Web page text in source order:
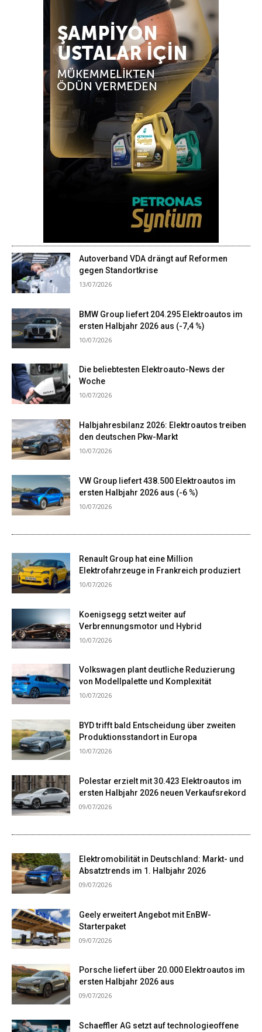
Autoverband VDA drängt auf Reformen
gegen Standortkrise
13/07/2026
BMW Group liefert 204.295 Elektroautos im
ersten Halbjahr 2026 aus (-7,4 %)
10/07/2026
Die beliebtesten Elektroauto-News der
Woche
10/07/2026
Halbjahresbilanz 2026: Elektroautos treiben
den deutschen Pkw-Markt
10/07/2026
VW Group liefert 438.500 Elektroautos im
ersten Halbjahr 2026 aus (-6 %)
10/07/2026
Renault Group hat eine Million
Elektrofahrzeuge in Frankreich produziert
10/07/2026
Koenigsegg setzt weiter auf
Verbrennungsmotor und Hybrid
10/07/2026
Volkswagen plant deutliche Reduzierung
von Modellpalette und Komplexität
10/07/2026
BYD trifft bald Entscheidung über zweiten
Produktionsstandort in Europa
10/07/2026
Polestar erzielt mit 30.423 Elektroautos im
ersten Halbjahr 2026 neuen Verkaufsrekord
09/07/2026
Elektromobilität in Deutschland: Markt- und
Absatztrends im 1. Halbjahr 2026
09/07/2026
Geely erweitert Angebot mit EnBW-
Starterpaket
09/07/2026
Porsche liefert über 20.000 Elektroautos im
ersten Halbjahr 2026 aus
09/07/2026
Schaeffler AG setzt auf technologieoffene